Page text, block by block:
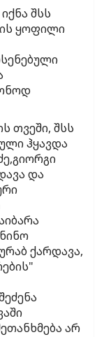
შსს
ყოფილი
თვეში, შსს
ჰყავდა
და
ქარდავა,
არ